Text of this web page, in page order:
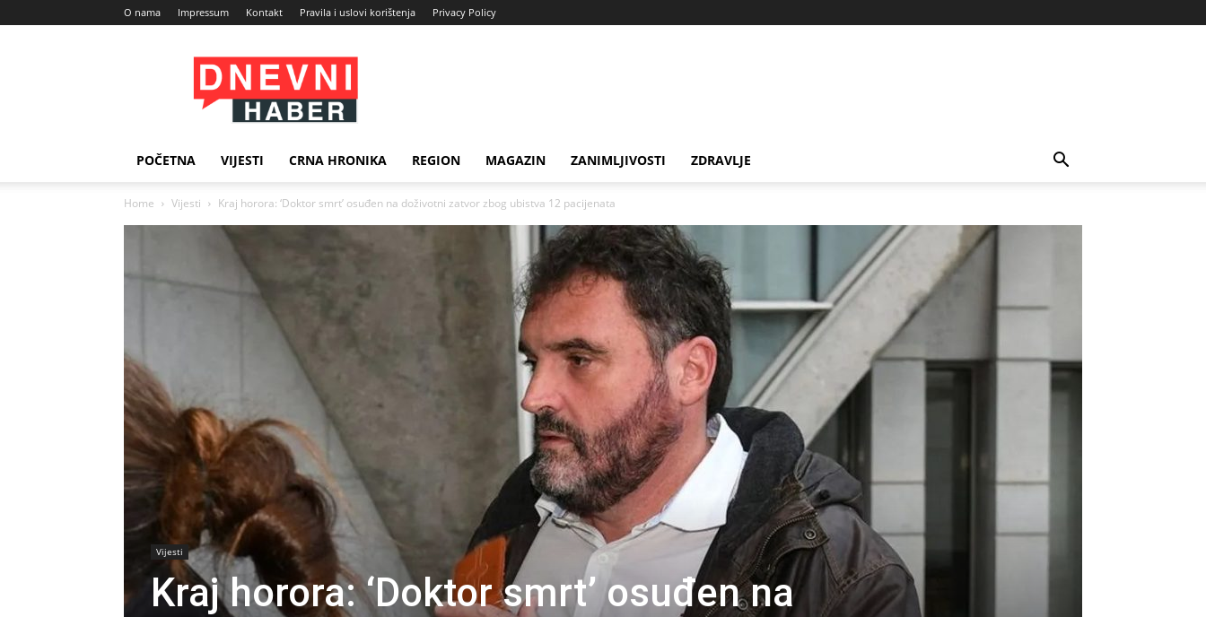
O nama Impressum Kontakt Pravila i uslovi korištenja Privacy Policy
Dnevni
Haber
POČETNA VIJESTI CRNA HRONIKA REGION MAGAZIN ZANIMLJIVOSTI ZDRAVLJE
Home Vijesti Kraj horora: ‘Doktor smrt’ osuđen na doživotni zatvor zbog ubistva 12 pacijenata
Vijesti
Kraj horora: ‘Doktor smrt’ osuđen na